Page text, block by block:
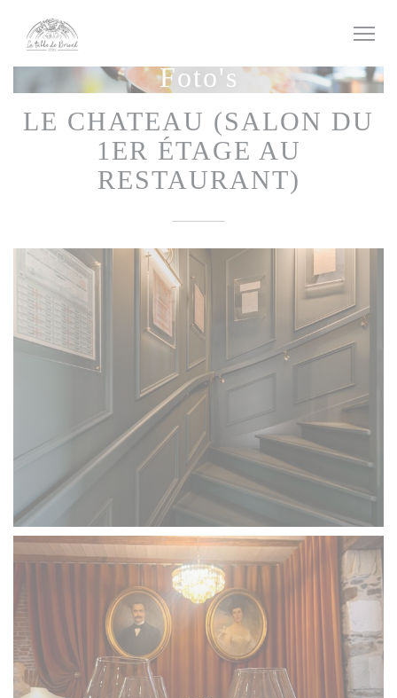
Foto's
LE CHATEAU (SALON DU
1ER ÉTAGE AU
RESTAURANT)